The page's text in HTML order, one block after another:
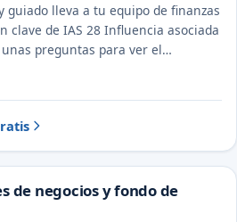
guiado lleva a tu equipo de finanzas
clave de IAS 28 Influencia asociada
preguntas para ver el
de negocios y fondo de